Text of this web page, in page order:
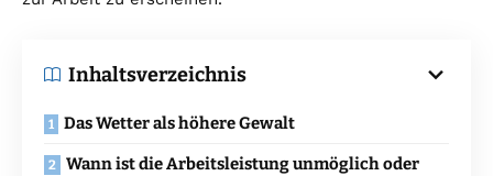
Inhaltsverzeichnis
Das Wetter als höhere Gewalt
Wann ist die Arbeitsleistung unmöglich oder